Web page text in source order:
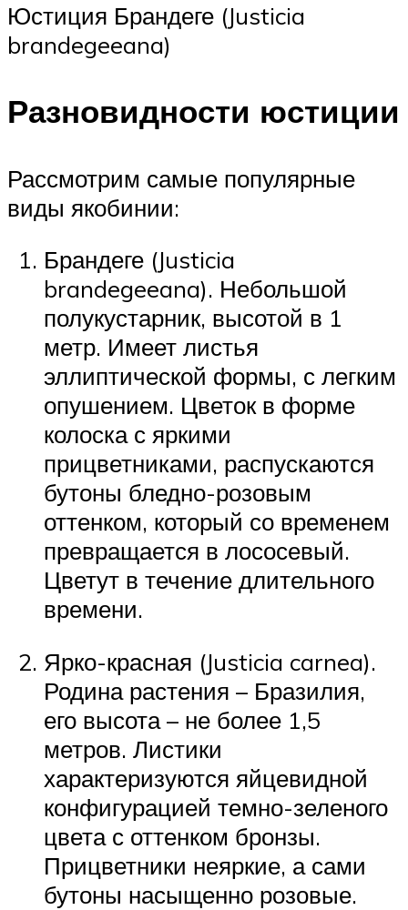
Юстиция Брандеге (Justicia
brandegeeana)
Разновидности юстиции
Рассмотрим самые популярные
виды якобинии:
Брандеге (Justicia
brandegeeana). Небольшой
полукустарник, высотой в 1
метр. Имеет листья
эллиптической формы, с легким
опушением. Цветок в форме
колоска с яркими
прицветниками, распускаются
бутоны бледно-розовым
оттенком, который со временем
превращается в лососевый.
Цветут в течение длительного
времени.
Ярко-красная (Justicia carnea).
Родина растения – Бразилия,
его высота – не более 1,5
метров. Листики
характеризуются яйцевидной
конфигурацией темно-зеленого
цвета с оттенком бронзы.
Прицветники неяркие, а сами
бутоны насыщенно розовые.